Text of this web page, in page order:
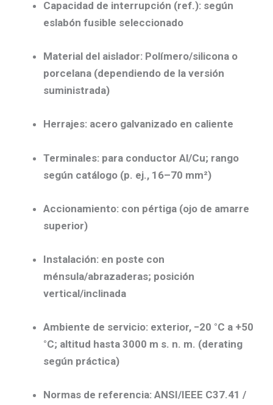
Capacidad de interrupción (ref.): según
eslabón fusible seleccionado
Material del aislador: Polímero/silicona o
porcelana (dependiendo de la versión
suministrada)
Herrajes: acero galvanizado en caliente
Terminales: para conductor Al/Cu; rango
según catálogo (p. ej., 16–70 mm²)
Accionamiento: con pértiga (ojo de amarre
superior)
Instalación: en poste con
ménsula/abrazaderas; posición
vertical/inclinada
Ambiente de servicio: exterior, −20 °C a +50
°C; altitud hasta 3000 m s. n. m. (derating
según práctica)
Normas de referencia: ANSI/IEEE C37.41 /